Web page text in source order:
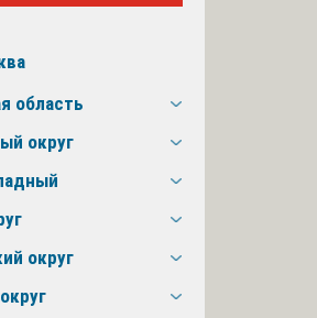
область
округ
округ